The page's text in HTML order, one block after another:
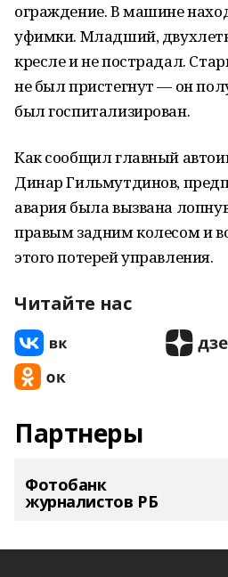
ограждение. В машине
уфимки. Младший,
кресле и не пострадал.
не был пристегнут — он
был госпитализирован.
Как сообщил главный
Динар Гильмутдинов,
авария была вызвана
правым задним колесом и
этого потерей управления.
Читайте нас
Партнеры
Фотобанк
журналистов РБ